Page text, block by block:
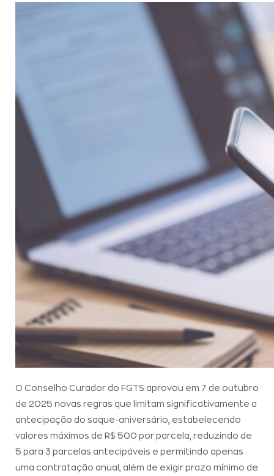
O Conselho Curador do FGTS aprovou em 7 de outubro
de 2025 novas regras que limitam significativamente a
antecipação do saque-aniversário, estabelecendo
valores máximos de R$ 500 por parcela, reduzindo de
5 para 3 parcelas antecipáveis e permitindo apenas
uma contratação anual, além de exigir prazo mínimo de